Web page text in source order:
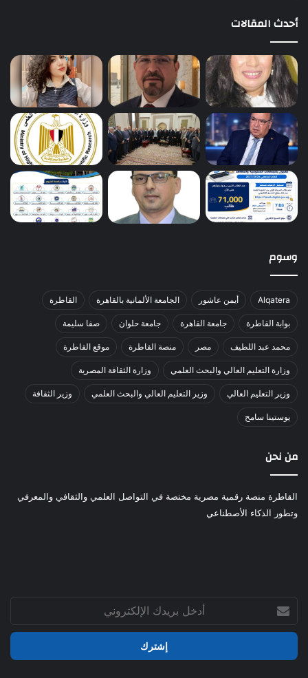
أحدث المقالات
وسوم
Alqatera أيمن عاشور الجامعة الألمانية بالقاهرة القاطرة
بوابة القاطرة جامعة القاهرة جامعة حلوان صفا سليمة
محمد عبد اللطيف مصر منصة القاطرة موقع القاطرة
وزارة التعليم العالي والبحث العلمي وزارة الثقافة المصرية
وزير التعليم العالي وزير التعليم العالي والبحث العلمي وزير الثقافة
يوستينا سامح
من نحن
القاطرة منصة رقمية مصرية مختصة في التواصل العلمي والثقافي والمعرفي
وتطور الذكاء الأصطناعي
بريدك
الإلكتروني